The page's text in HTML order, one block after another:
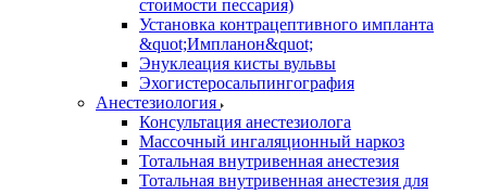
стоимости пессария)
Установка контрацептивного импланта
&quot;Импланон&quot;
Энуклеация кисты вульвы
Эхогистеросальпингография
Анестезиология
Консультация анестезиолога
Массочный ингаляционный наркоз
Тотальная внутривенная анестезия
Тотальная внутривенная анестезия для